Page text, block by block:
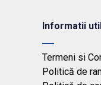
Informatii
Termeni si
Politică de